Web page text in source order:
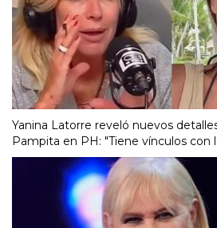
Yanina Latorre reveló nuevos
Pampita en PH: "Tiene vínculos con